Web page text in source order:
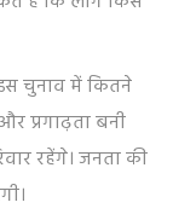
चुनाव में कितने
प्रगाढ़ता बनी
रहेंगे। जनता की